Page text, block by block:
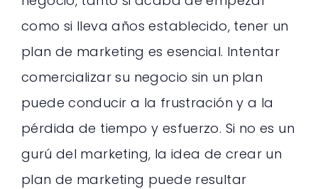
como si lleva años establecido, tener un
plan de marketing es esencial. Intentar
comercializar su negocio sin un plan
puede conducir a la frustración y a la
pérdida de tiempo y esfuerzo. Si no es un
gurú del marketing, la idea de crear un
plan de marketing puede resultar